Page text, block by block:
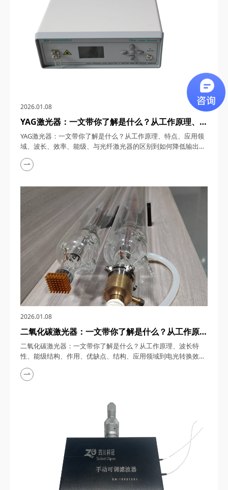
2026.01.08
YAG激光器：一文带你了解是什么？从工作原理、特
点、应用领域、波长、效率、能级、与光纤激光器的
区别到如何降低输出能量全解析
YAG激光器：一文带你了解是什么？从工作原理、特点、应用领
域、波长、效率、能级、与光纤激光器的区别到如何降低输出能
量全解析 YAG激光器，在激光技术飞速发展的今天，凭借其独特
的性能优势，在工业加工、医疗美容、科研探索等领域占据着举
精度的材料切割到前沿的量子光学研究，YAG激光器的身影无处
不在。四川梓冠光电将深入剖析YAG激光器的核...
2026.01.08
二氧化碳激光器：一文带你了解是什么？从工作原
理、波长特性、能级结构、作用、优缺点、结构、应
用领域到电光转换效率的全解析
二氧化碳激光器：一文带你了解是什么？从工作原理、波长特
性、能级结构、作用、优缺点、结构、应用领域到电光转换效率
的全解析 二氧化碳激光器，在激光技术领域，凭借其独特的物
理特性与广泛的应用场景，成为工业加工、医疗美容、科研探索
四川梓冠光电将从基础原理到前沿应用，深度剖析这一“光...